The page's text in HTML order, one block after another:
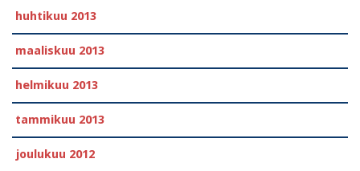
huhtikuu 2013
maaliskuu 2013
helmikuu 2013
tammikuu 2013
joulukuu 2012